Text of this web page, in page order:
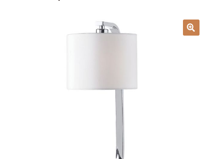
Lampy i oświetlenie